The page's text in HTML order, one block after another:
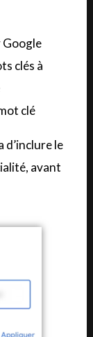
Google
clés à
clé
d’inclure le
avant